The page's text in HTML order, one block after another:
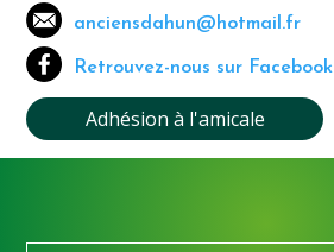
anciensdahun@hotmail.fr
Retrouvez-nous sur Facebook
Adhésion à l'amicale